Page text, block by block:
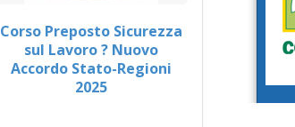
Corso Preposto Sicurezza
sul Lavoro ? Nuovo
Accordo Stato-Regioni
2025